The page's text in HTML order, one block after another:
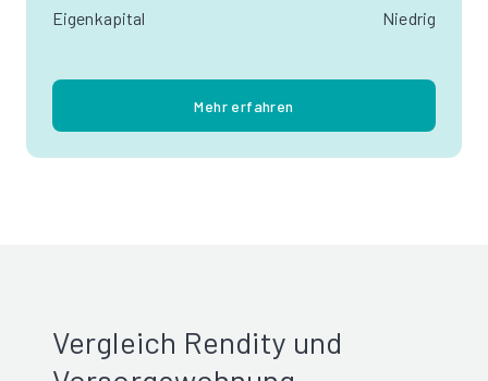
Eigenkapital Niedrig
Mehr erfahren
Vergleich Rendity und